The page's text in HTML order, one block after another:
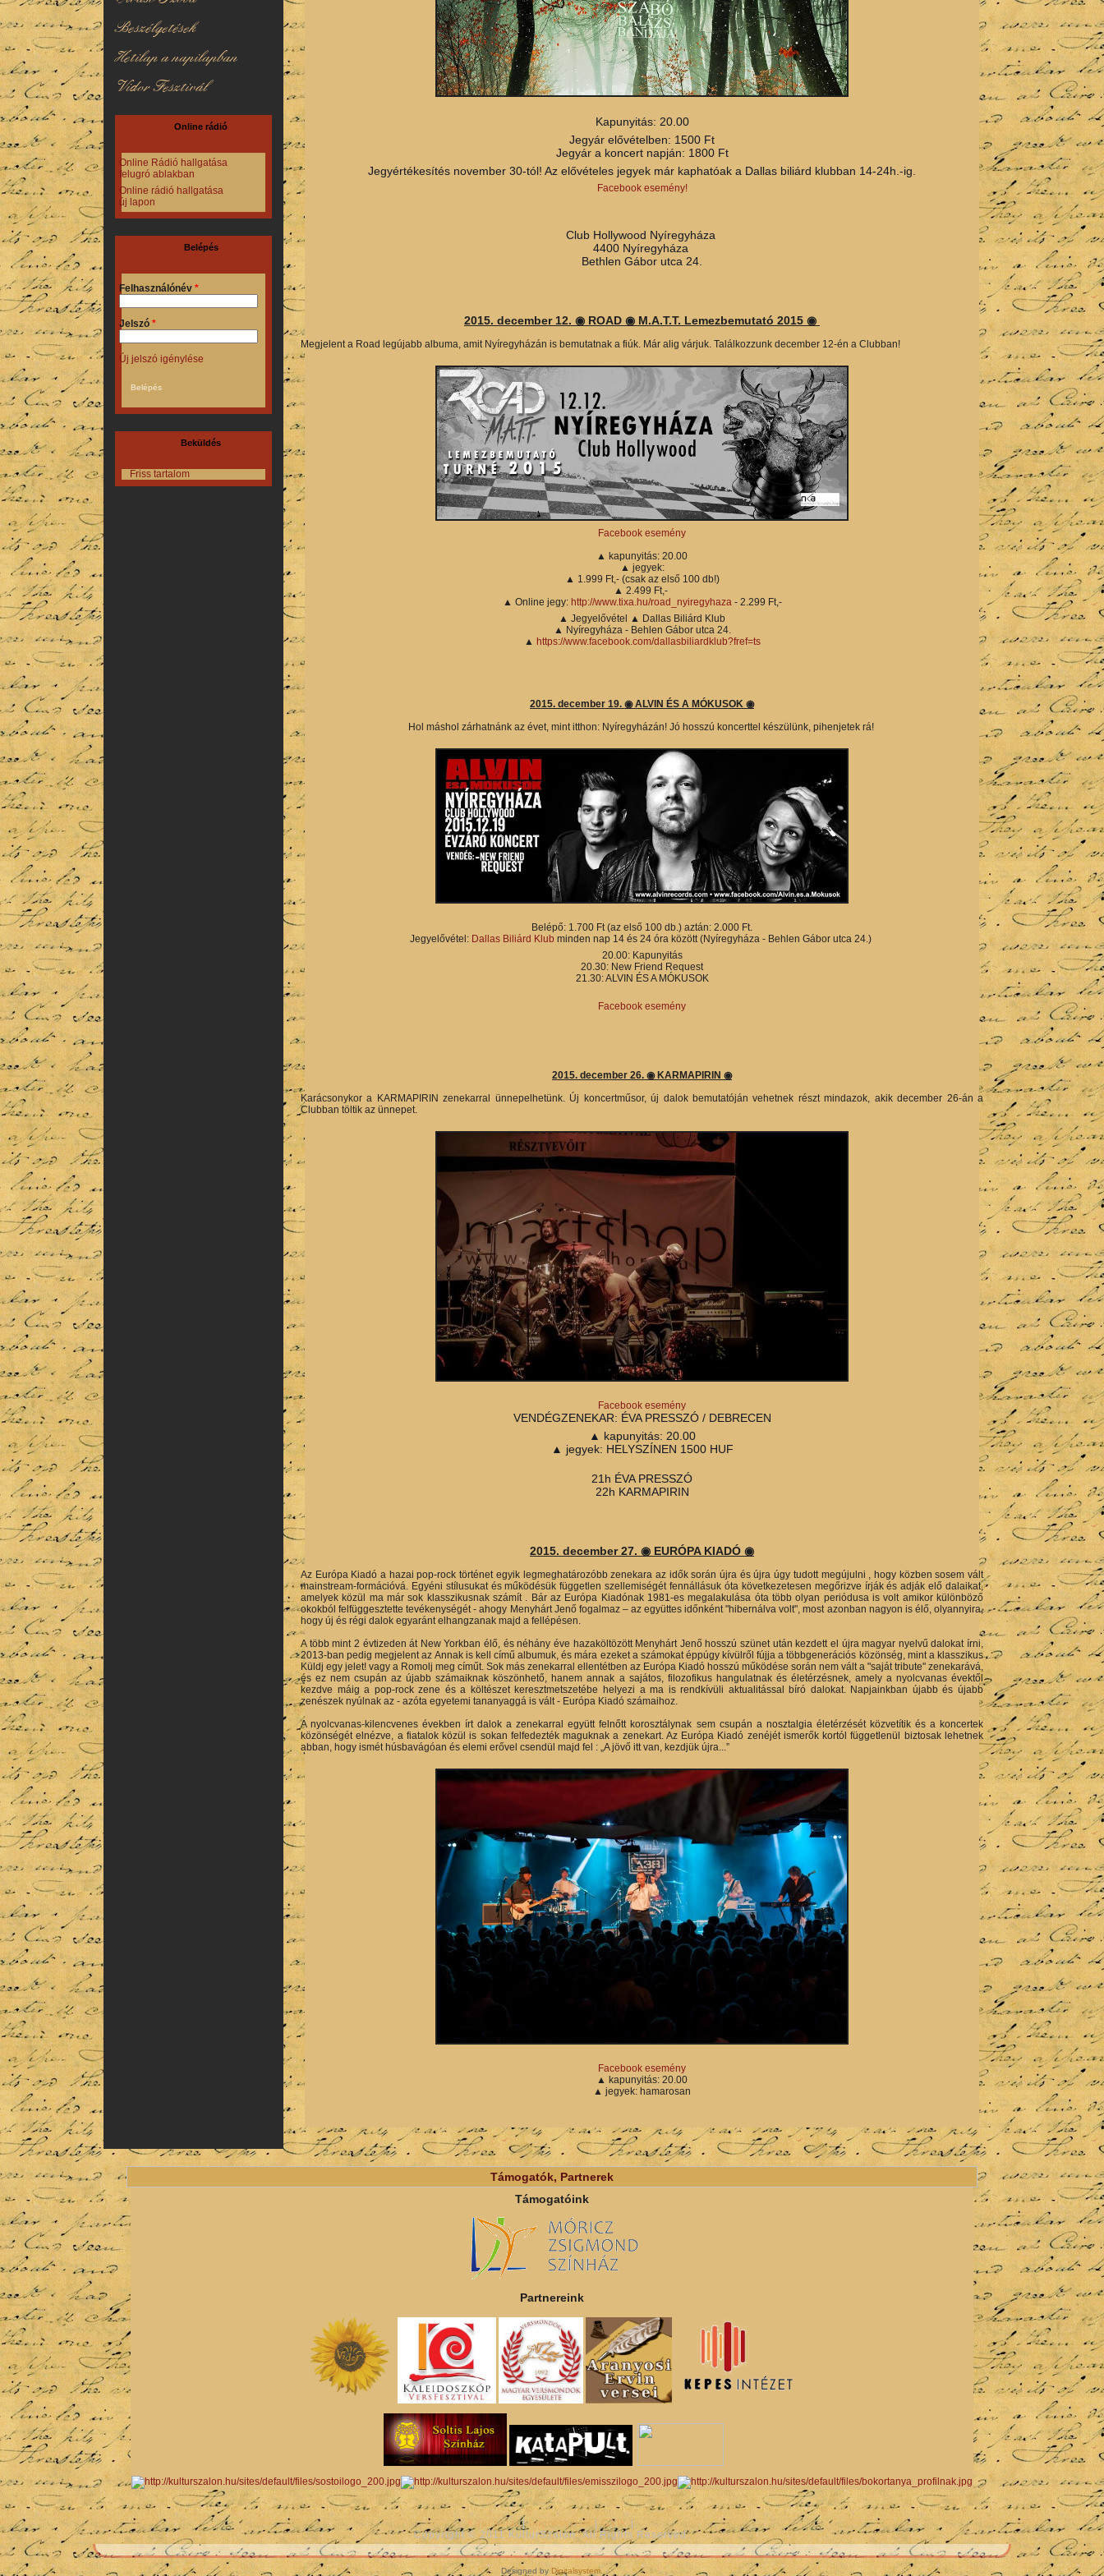
Beszélgetések
Hetilap a napilapban
Vidor Fesztivál
Online rádió
Online Rádió hallgatása
felugró ablakban
Online rádió hallgatása
új lapon
Belépés
Felhasználónév *
Jelszó *
Új jelszó igénylése
Beküldés
Friss tartalom
Kapunyitás: 20.00
Jegyár elővételben: 1500 Ft
Jegyár a koncert napján: 1800 Ft
Jegyértékesítés november 30-tól! Az elővételes jegyek már kaphatóak a Dallas biliárd klubban 14-24h.-ig.
Facebook esemény!
Club Hollywood Nyíregyháza
4400 Nyíregyháza
Bethlen Gábor utca 24.
2015. december 12. ◉ ROAD ◉ M.A.T.T. Lemezbemutató 2015 ◉
Megjelent a Road legújabb albuma, amit Nyíregyházán is bemutatnak a fiúk. Már alig várjuk. Találkozzunk december 12-én a Clubban!
Facebook esemény
▲ kapunyitás: 20.00
▲ jegyek:
▲ 1.999 Ft,- (csak az első 100 db!)
▲ 2.499 Ft,-
▲ Online jegy: http://www.tixa.hu/road_nyiregyhaza- 2.299 Ft,-
▲ Jegyelővétel ▲ Dallas Biliárd Klub
▲ Nyíregyháza - Behlen Gábor utca 24.
▲ https://www.facebook.com/dallasbiliardklub?fref=ts
2015. december 19. ◉ ALVIN ÉS A MÓKUSOK ◉
Hol máshol zárhatnánk az évet, mint itthon: Nyíregyházán! Jó hosszú koncerttel készülünk, pihenjetek rá!
Belépő: 1.700 Ft (az első 100 db.) aztán: 2.000 Ft.
Jegyelővétel: Dallas Biliárd Klub minden nap 14 és 24 óra között (Nyíregyháza - Behlen Gábor utca 24.)
20.00: Kapunyitás
20.30: New Friend Request
21.30: ALVIN ÉS A MÓKUSOK
Facebook esemény
2015. december 26. ◉ KARMAPIRIN ◉
Karácsonykor a KARMAPIRIN zenekarral ünnepelhetünk. Új koncertműsor, új dalok bemutatóján vehetnek részt mindazok, akik december 26-án a
Clubban töltik az ünnepet.
Facebook esemény
VENDÉGZENEKAR: ÉVA PRESSZÓ / DEBRECEN
▲ kapunyitás: 20.00
▲ jegyek: HELYSZÍNEN 1500 HUF
21h ÉVA PRESSZÓ
22h KARMAPIRIN
2015. december 27. ◉ EURÓPA KIADÓ ◉
Az Európa Kiadó a hazai pop-rock történet egyik legmeghatározóbb zenekara az idők során újra és újra úgy tudott megújulni , hogy közben sosem vált
mainstream-formációvá. Egyéni stílusukat és működésük független szellemiségét fennállásuk óta következetesen megőrizve írják és adják elő dalaikat,
amelyek közül ma már sok klasszikusnak számít . Bár az Európa Kiadónak 1981-es megalakulása óta több olyan periódusa is volt amikor különböző
okokból felfüggesztette tevékenységét - ahogy Menyhárt Jenő fogalmaz – az együttes időnként "hibernálva volt", most azonban nagyon is élő, olyannyira,
hogy új és régi dalok egyaránt elhangzanak majd a fellépésen.
A több mint 2 évtizeden át New Yorkban élő, és néhány éve hazaköltözött Menyhárt Jenő hosszú szünet után kezdett el újra magyar nyelvű dalokat írni,
2013-ban pedig megjelent az Annak is kell című albumuk, és mára ezeket a számokat éppúgy kívülről fújja a többgenerációs közönség, mint a klasszikus
Küldj egy jelet! vagy a Romolj meg címűt. Sok más zenekarral ellentétben az Európa Kiadó hosszú működése során nem vált a "saját tribute" zenekarává,
és ez nem csupán az újabb számaiknak köszönhető, hanem annak a sajátos, filozofikus hangulatnak és életérzésnek, amely a nyolcvanas évektől
kezdve máig a pop-rock zene és a költészet keresztmetszetébe helyezi a ma is rendkívüli aktualitással bíró dalokat. Napjainkban újabb és újabb
zenészek nyúlnak az - azóta egyetemi tananyaggá is vált - Európa Kiadó számaihoz.
A nyolcvanas-kilencvenes években írt dalok a zenekarral együtt felnőtt korosztálynak sem csupán a nosztalgia életérzését közvetítik és a koncertek
közönségét elnézve, a fiatalok közül is sokan felfedezték maguknak a zenekart. Az Európa Kiadó zenéjét ismerők kortól függetlenül biztosak lehetnek
abban, hogy ismét húsbavágóan és elemi erővel csendül majd fel : „A jövő itt van, kezdjük újra...”
Facebook esemény
▲ kapunyitás: 20.00
▲ jegyek: hamarosan
Támogatók, Partnerek
Támogatóink
Partnereink
Kapcsolat| Impresszum |GYIK |
Copyright © 2011 KulturSzalon. All Rights Reserved.
Designed by Digitalsystem.